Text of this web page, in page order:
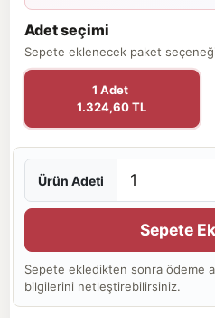
Adet seçimi
Sepete eklenecek paket seçeneği
1 Adet
1.324,60 TL
Ürün Adeti
Sepete
Sepete ekledikten sonra ödeme
bilgilerini netleştirebilirsiniz.